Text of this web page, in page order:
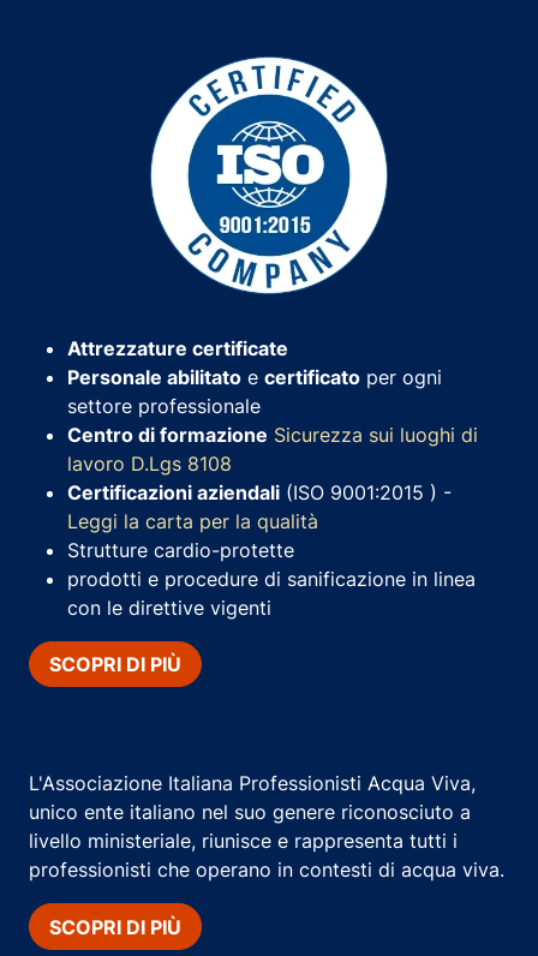
Attrezzature certificate
Personale abilitato e certificato per ogni
settore professionale
Centro di formazione Sicurezza sui luoghi di
lavoro D.Lgs 8108
Certificazioni aziendali (ISO 9001:2015 ) -
Leggi la carta per la qualità
Strutture cardio-protette
prodotti e procedure di sanificazione in linea
con le direttive vigenti
SCOPRI DI PIÙ
L'Associazione Italiana Professionisti Acqua Viva,
unico ente italiano nel suo genere riconosciuto a
livello ministeriale, riunisce e rappresenta tutti i
professionisti che operano in contesti di acqua viva.
SCOPRI DI PIÙ